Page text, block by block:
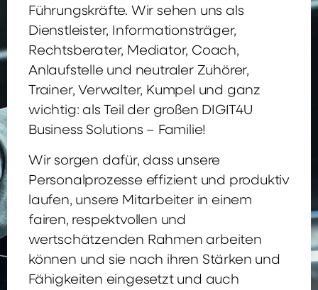
Führungskräfte. Wir sehen uns als
Dienstleister, Informationsträger,
Rechtsberater, Mediator, Coach,
Anlaufstelle und neutraler Zuhörer,
Trainer, Verwalter, Kumpel und ganz
wichtig: als Teil der großen DIGIT4U
Business Solutions – Familie!
Wir sorgen dafür, dass unsere
Personalprozesse effizient und produktiv
laufen, unsere Mitarbeiter in einem
fairen, respektvollen und
wertschätzenden Rahmen arbeiten
können und sie nach ihren Stärken und
Fähigkeiten eingesetzt und auch